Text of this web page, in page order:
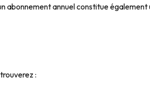
abonnement annuel constitue également
: